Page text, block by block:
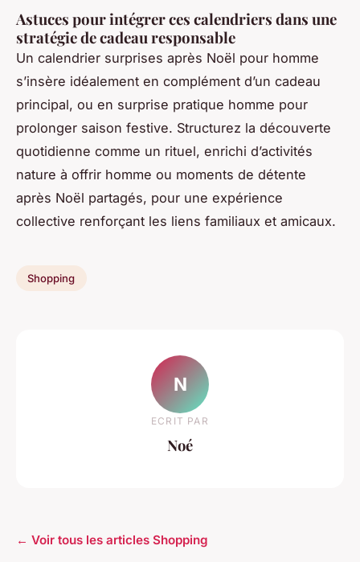
Astuces pour intégrer ces calendriers dans une
stratégie de cadeau responsable
Un calendrier surprises après Noël pour homme
s’insère idéalement en complément d’un cadeau
principal, ou en surprise pratique homme pour
prolonger saison festive. Structurez la découverte
quotidienne comme un rituel, enrichi d’activités
nature à offrir homme ou moments de détente
après Noël partagés, pour une expérience
collective renforçant les liens familiaux et amicaux.
Shopping
N
ECRIT PAR
Noé
← Voir tous les articles Shopping